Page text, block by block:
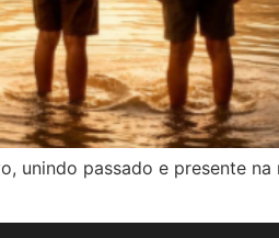
unindo passado e presente